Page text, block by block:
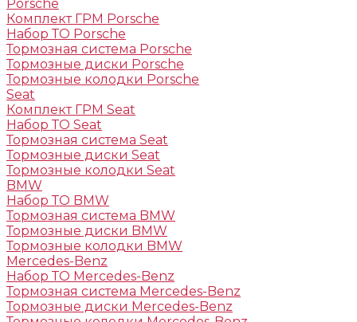
Porsche
Комплект ГРМ Porsche
Набор ТО Porsche
Тормозная система Porsche
Тормозные диски Porsche
Тормозные колодки Porsche
Seat
Комплект ГРМ Seat
Набор ТО Seat
Тормозная система Seat
Тормозные диски Seat
Тормозные колодки Seat
BMW
Набор ТО BMW
Тормозная система BMW
Тормозные диски BMW
Тормозные колодки BMW
Mercedes-Benz
Набор ТО Mercedes-Benz
Тормозная система Mercedes-Benz
Тормозные диски Mercedes-Benz